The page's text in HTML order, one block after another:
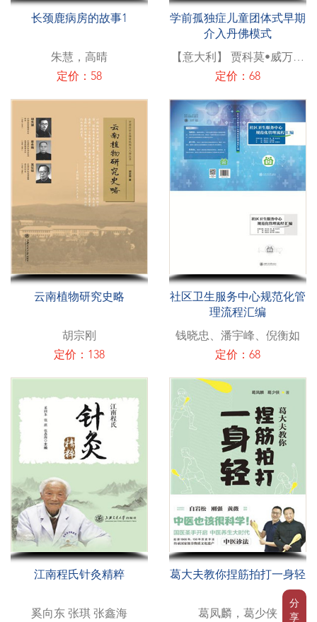
分
享
长颈鹿病房的故事1
朱慧，高晴
定价：58
学前孤独症儿童团体式早期
介入丹佛模式
【意大利】 贾科莫•威万提
(Giacomo Vivanti)
定价：68
云南植物研究史略
胡宗刚
定价：138
社区卫生服务中心规范化管
理流程汇编
钱晓忠、潘宇峰、倪衡如
定价：68
江南程氏针灸精粹
奚向东 张琪 张鑫海
葛大夫教你捏筋拍打一身轻
葛凤麟，葛少侠